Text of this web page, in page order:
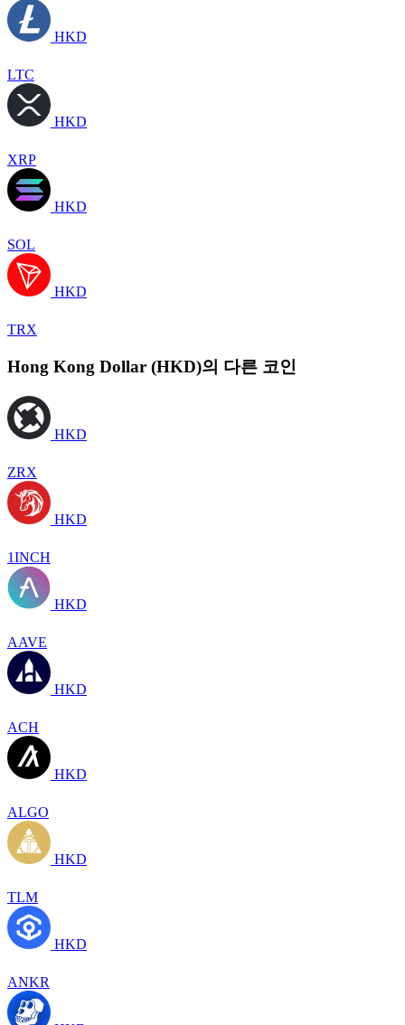
HKD
LTC
HKD
XRP
HKD
SOL
HKD
TRX
Hong Kong Dollar (HKD)의 다른 코인
HKD
ZRX
HKD
1INCH
HKD
AAVE
HKD
ACH
HKD
ALGO
HKD
TLM
HKD
ANKR